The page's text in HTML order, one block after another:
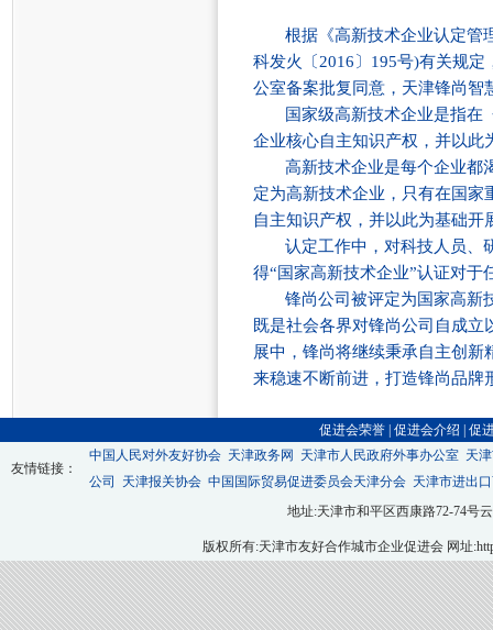
根据《高新技术企业认定管
科发火〔2016〕195号)有关规
公室备案批复同意，天津锋尚智
国家级高新技术企业是指
企业核心自主知识产权，并以此
高新技术企业是每个企业都
定为高新技术企业，只有在国
自主知识产权，并以此为基础
认定工作中，对科技人员、
得“国家高新技术企业”认证对
锋尚公司被评定为国家高新
既是社会各界对锋尚公司自成
展中，锋尚将继续秉承自主创
来稳速不断前进，打造锋尚品牌
促进会荣誉 促进会介绍 促
友情链接：
中国人民对外友好协会 天津政务网 天津市人民政府外事办公室 天
公司
天津报关协会 中国国际贸易促进委员会天津分会 天津市进出
地址:天津市和平区西康路72-74号云
版权所有:天津市友好合作城市企业促进会 网址